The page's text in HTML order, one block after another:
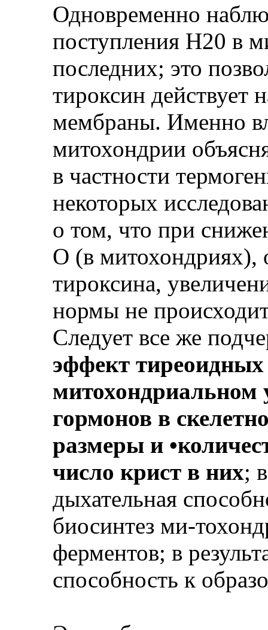
Одновременно
поступления Н20 в
последних; это
тироксин действует
мембраны. Именно
митохондрии
в частности
некоторых
о том, что при
О (в митохондриях),
тироксина,
нормы не
Следует все же
эффект
митохондриальном
гормонов в
размеры и
число крист в них;
дыхательная
биосинтез ми-
ферментов; в
способность к